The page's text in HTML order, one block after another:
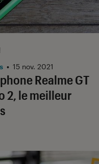
Realme GT
2, le meilleur
• 15 nov. 2021